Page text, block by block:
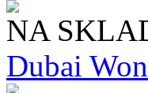
NA
Dubai